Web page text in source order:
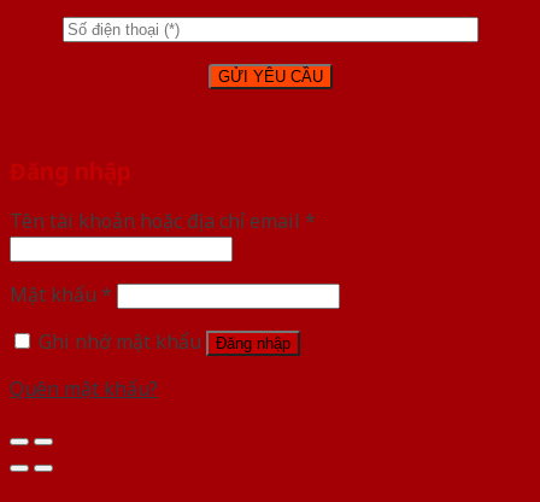
Đăng nhập
Tên tài khoản hoặc địa chỉ email *
Mật khẩu *
Ghi nhớ mật khẩu
Đăng nhập
Quên mật khẩu?